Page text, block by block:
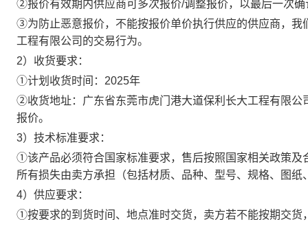
②报价有效期内供应商可多次报价/调整报价，以最后一次
③为防止恶意报价，不能按报价单价执行供应的供应商，我
工程有限公司的交易行为。
2）收货要求：
①计划收货时间：2025年
②收货地址：广东省东莞市虎门港大道保利长大工程有限
报价。
3）技术标准要求：
①该产品必须符合国家标准要求，售后按照国家相关政策
所有损失由卖方承担（包括材质、品种、型号、规格、图
4）供应要求：
①按要求的到货时间、地点准时交货，卖方若不能按期交货